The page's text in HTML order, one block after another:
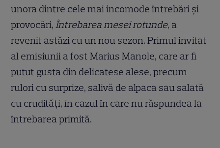
unora dintre cele mai incomode întrebări și
provocări,Întrebarea mesei rotunde, a
revenit astăzi cu un nou sezon. Primul invitat
al emisiunii a fost Marius Manole, care ar fi
putut gusta din delicatese alese, precum
rulori cu surprize, salivă de alpaca sau salată
cu crudități, în cazul în care nu răspundea la
întrebarea primită.